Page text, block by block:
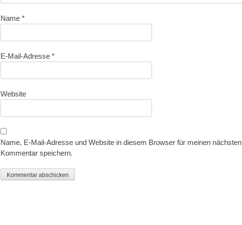
Name *
E-Mail-Adresse *
Website
Name, E-Mail-Adresse und Website in diesem Browser für meinen nächsten
Kommentar speichern.